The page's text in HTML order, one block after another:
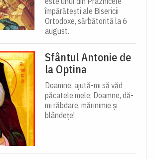
împărătești ale Bisericii
Ortodoxe, sărbătorită la 6
august.
Sfântul Antonie de
la Optina
Doamne, ajută-mi să văd
păcatele mele; Doamne, dă-
mi răbdare, mărinimie şi
blândeţe!